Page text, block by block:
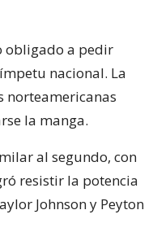
obligado a pedir
nacional. La
norteamericanas
la manga.
al segundo, con
resistir la potencia
Johnson y Peyton